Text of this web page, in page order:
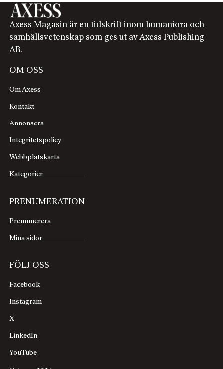
Axess Magasin är en tidskrift inom humaniora och
samhällsvetenskap som ges ut av Axess Publishing
AB.
OM OSS
Om Axess
Kontakt
Annonsera
Integritetspolicy
Webbplatskarta
Kategorier
PRENUMERATION
Prenumerera
Mina sidor
FÖLJ OSS
Facebook
Instagram
X
LinkedIn
YouTube